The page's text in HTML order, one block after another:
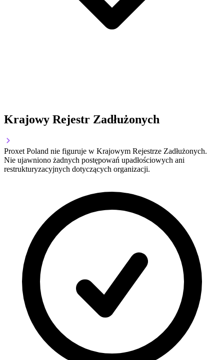
Krajowy Rejestr Zadłużonych
Proxet Poland nie figuruje w Krajowym Rejestrze Zadłużonych.
Nie ujawniono żadnych postępowań upadłościowych ani
restrukturyzacyjnych dotyczących organizacji.